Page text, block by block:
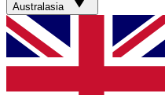
Australasia